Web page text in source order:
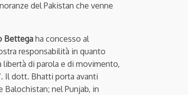
del Pakistan che venne
Bettegaha concesso al
responsabilità in quanto
di parola e di movimento,
Il dott. Bhatti porta avanti
nel Punjab, in